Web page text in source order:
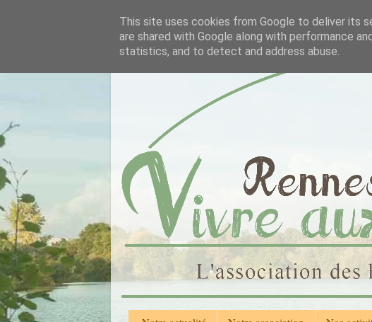
This site uses cookies from Google to deliver its
are shared with Google along with performance
statistics, and to detect and address abuse.